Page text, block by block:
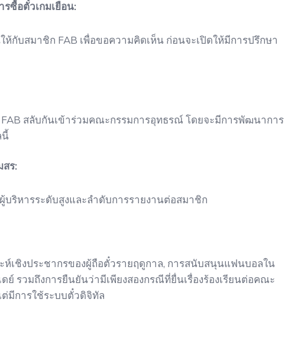
ซื้อตั๋วเกมเยือน:
กับสมาชิก FAB เพื่อขอความคิดเห็น ก่อนจะเปิดให้มีการปรึกษา
สลับกันเข้าร่วมคณะกรรมการอุทธรณ์ โดยจะมีการพัฒนาการ
นี้
สร:
บริหารระดับสูงและลำดับการรายงานต่อสมาชิก
ห์เชิงประชากรของผู้ถือตั๋วรายฤดูกาล, การสนับสนุนแฟนบอลใน
ย์ รวมถึงการยืนยันว่ามีเพียงสองกรณีที่ยื่นเรื่องร้องเรียนต่อคณะ
มีการใช้ระบบตั๋วดิจิทัล